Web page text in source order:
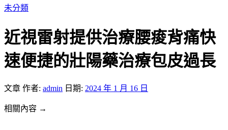
未分類
近視雷射提供治療腰痠背痛快
速便捷的壯陽藥治療包皮過長
文章 作者: admin 日期: 2024 年 1 月 16 日
相關內容 →